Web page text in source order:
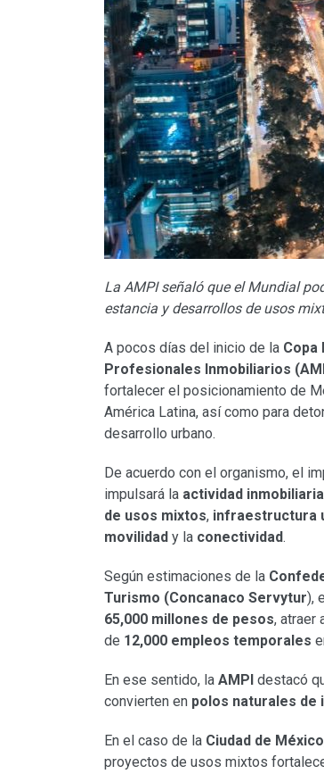
La AMPI señaló que el Mundial
estancia y desarrollos de usos
A pocos días del inicio de la Copa
Profesionales Inmobiliarios
fortalecer el posicionamiento de
América Latina, así como para
desarrollo urbano.
De acuerdo con el organismo, el
impulsará la actividad inmobiliaria
de usos mixtos, infraestructura
movilidad y la conectividad.
Según estimaciones de la
Turismo (Concanaco Servytur),
65,000 millones de pesos, atraer
de 12,000 empleos temporales
En ese sentido, la AMPI destacó
convierten en polos naturales de
En el caso de la Ciudad de México
proyectos de usos mixtos